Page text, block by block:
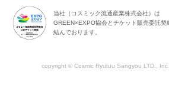
当社（コスミック流通産業株式会社）は
GREEN×EXPO協会とチケット販売委託契
結んでおります。
copyright © Cosmic Ryutuu Sangyou LTD., Inc